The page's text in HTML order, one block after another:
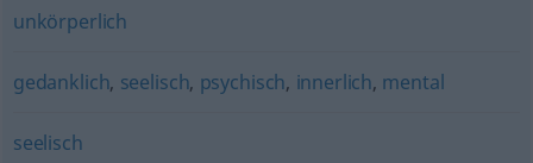
unkörperlich
gedanklich, seelisch, psychisch, innerlich, mental
seelisch